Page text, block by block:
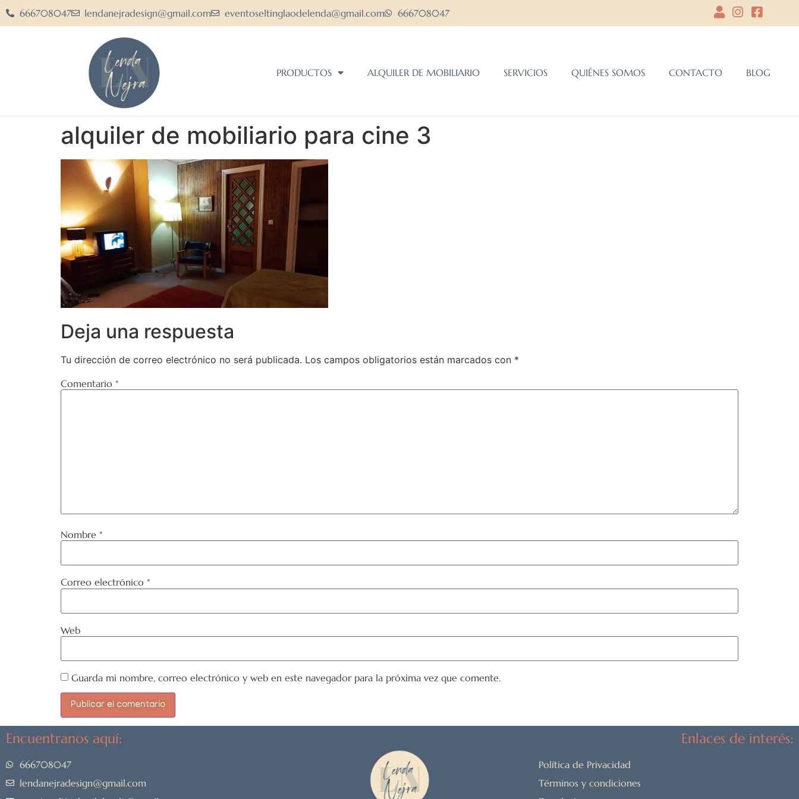
666708047 lendanejradesign@gmail.com eventoseltinglaodelenda@gmail.com 666708047
PRODUCTOS ALQUILER DE MOBILIARIO SERVICIOS QUIÉNES SOMOS CONTACTO BLOG
alquiler de mobiliario para cine 3
Deja una respuesta
Tu dirección de correo electrónico no será publicada. Los campos obligatorios están marcados con *
Comentario *
Nombre *
Correo electrónico *
Web
Guarda mi nombre, correo electrónico y web en este navegador para la próxima vez que comente.
Encuentranos aquí:
666708047
lendanejradesign@gmail.com
Enlaces de interés:
Política de Privacidad
Términos y condiciones